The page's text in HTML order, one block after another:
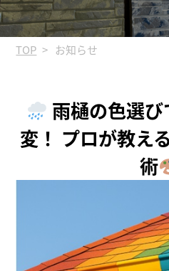
TOP お知らせ
雨樋の色選
変！ プロが教え
術